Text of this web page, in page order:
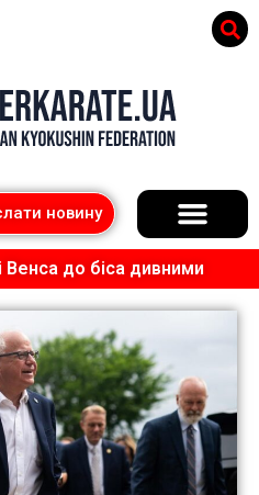
новину
Венса до біса дивними